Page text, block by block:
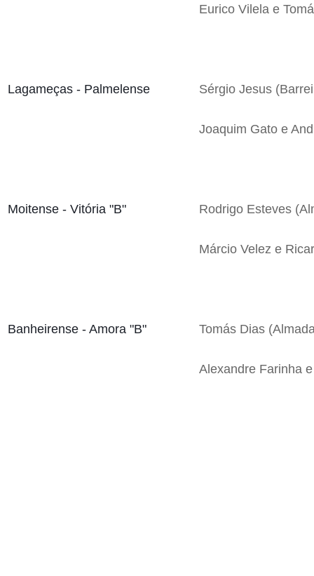
Eurico Vilela e
Lagameças - Palmelense Sérgio Jesus
Joaquim Gato e
Moitense - Vitória "B" Rodrigo Esteves
Márcio Velez e
Banheirense - Amora "B" Tomás Dias
Alexandre Farinha